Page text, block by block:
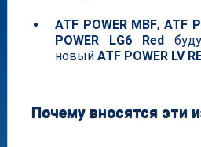
ATF POWER MBF,ATF
POWER LG6 Red
новый ATF POWER LV
Почему вносятся эти